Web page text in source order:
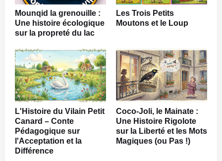
Mounqid la grenouille :
Une histoire écologique
sur la propreté du lac
Les Trois Petits
Moutons et le Loup
L'Histoire du Vilain Petit
Canard – Conte
Pédagogique sur
l'Acceptation et la
Différence
Coco-Joli, le Mainate :
Une Histoire Rigolote
sur la Liberté et les Mots
Magiques (ou Pas !)